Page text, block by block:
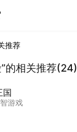
推荐
的相关推荐(24)
国
游戏